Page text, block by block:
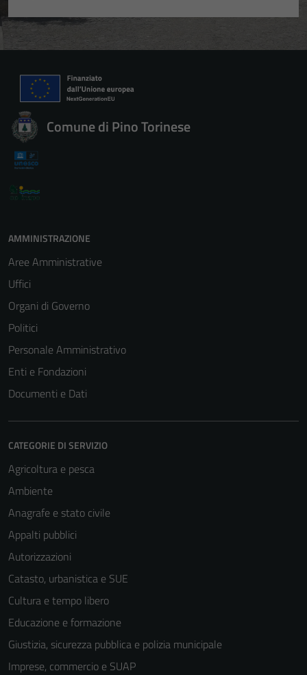
Comune di Pino Torinese
AMMINISTRAZIONE
Aree Amministrative
Uffici
Organi di Governo
Politici
Personale Amministrativo
Enti e Fondazioni
Documenti e Dati
CATEGORIE DI SERVIZIO
Agricoltura e pesca
Ambiente
Anagrafe e stato civile
Appalti pubblici
Autorizzazioni
Catasto, urbanistica e SUE
Cultura e tempo libero
Educazione e formazione
Giustizia, sicurezza pubblica e polizia municipale
Imprese, commercio e SUAP